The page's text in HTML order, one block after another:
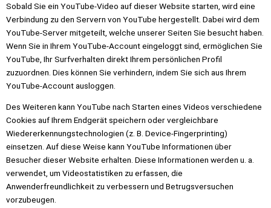
Sobald Sie ein YouTube-Video auf dieser Website starten, wird eine
Verbindung zu den Servern von YouTube hergestellt. Dabei wird dem
YouTube-Server mitgeteilt, welche unserer Seiten Sie besucht haben.
Wenn Sie in Ihrem YouTube-Account eingeloggt sind, ermöglichen Sie
YouTube, Ihr Surfverhalten direkt Ihrem persönlichen Profil
zuzuordnen. Dies können Sie verhindern, indem Sie sich aus Ihrem
YouTube-Account ausloggen.
Des Weiteren kann YouTube nach Starten eines Videos verschiedene
Cookies auf Ihrem Endgerät speichern oder vergleichbare
Wiedererkennungstechnologien (z. B. Device-Fingerprinting)
einsetzen. Auf diese Weise kann YouTube Informationen über
Besucher dieser Website erhalten. Diese Informationen werden u. a.
verwendet, um Videostatistiken zu erfassen, die
Anwenderfreundlichkeit zu verbessern und Betrugsversuchen
vorzubeugen.